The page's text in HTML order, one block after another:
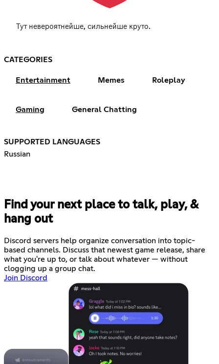
Тут невероятнейше, сильнейше круто.
CATEGORIES
Entertainment Memes Roleplay
Gaming General Chatting
SUPPORTED LANGUAGES
Russian
Find your next place to talk, play, &
hang out
Discord servers help organize conversation into topic-
based channels. Discuss that newest game release, share
what you're up to, or talk about whatever — without
clogging up a group chat.
Join Discord